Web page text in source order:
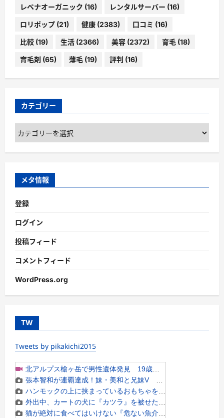
レベナオーガニック (16) レンタルサーバー (16)
ロリポップ (21) 健康 (2383) 口コミ (16)
比較 (19) 生活 (2366) 美容 (2372) 育毛 (18)
育毛剤 (65) 薄毛 (19) 評判 (16)
カテゴリー
カ
テ
ゴ
ー
メタ情報
登録
ログイン
投稿フィード
コメントフィード
WordPress.org
TW
Tweets by pikakichi2015